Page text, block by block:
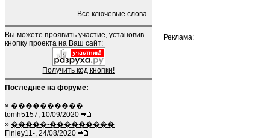
Все ключевые слова
Вы можете проявить участие, установив
кнопку проекта на Ваш сайт:
Получить код кнопки!
Последнее на форуме:
» ����������
tomh5157, 10/09/2020
» �����-���������
Finley11-, 24/08/2020
Реклама: